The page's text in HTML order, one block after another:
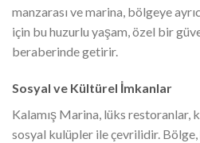
manzarası ve marina, bölgeye
için bu huzurlu yaşam, özel bir
beraberinde getirir.
Sosyal ve Kültürel İmkanlar
Kalamış Marina, lüks restoranlar,
sosyal kulüpler ile çevrilidir. Bölge,